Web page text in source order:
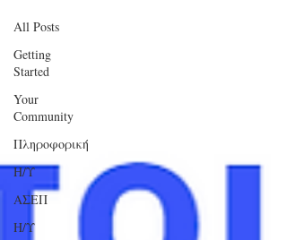
All Posts
Getting
Started
Your
Community
Πληροφορική
Η/Υ
ΑΣΕΠ
Η/Υ